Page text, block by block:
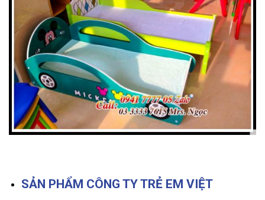
SẢN PHẨM CÔNG TY TRẺ EM VIỆT